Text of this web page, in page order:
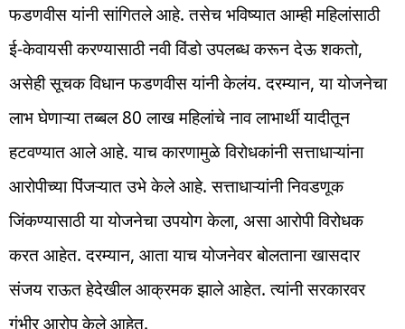
फडणवीस यांनी सांगितले आहे. तसेच भविष्यात आम्ही महिलांसाठी
ई-केवायसी करण्यासाठी नवी विंडो उपलब्ध करून देऊ शकतो,
असेही सूचक विधान फडणवीस यांनी केलंय. दरम्यान, या योजनेचा
लाभ घेणाऱ्या तब्बल 80 लाख महिलांचे नाव लाभार्थी यादीतून
हटवण्यात आले आहे. याच कारणामुळे विरोधकांनी सत्ताधाऱ्यांना
आरोपीच्या पिंजऱ्यात उभे केले आहे. सत्ताधाऱ्यांनी निवडणूक
जिंकण्यासाठी या योजनेचा उपयोग केला, असा आरोपी विरोधक
करत आहेत. दरम्यान, आता याच योजनेवर बोलताना खासदार
संजय राऊत हेदेखील आक्रमक झाले आहेत. त्यांनी सरकारवर
गंभीर आरोप केले आहेत.